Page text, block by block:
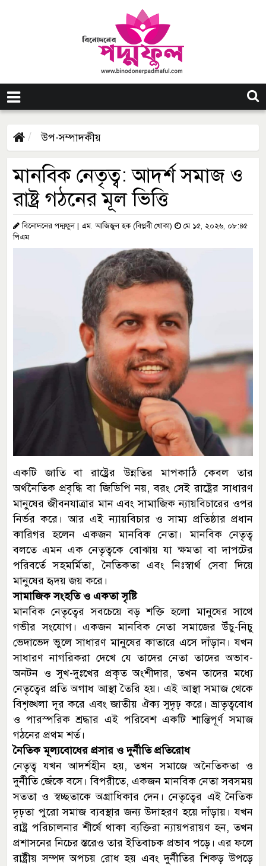
উপ-সম্পাদকীয়
মানবিক নেতৃত্ব: আদর্শ সমাজ ও
রাষ্ট্র গঠনের মূল ভিত্তি
বিনোদনের পদ্মফুল | এম. আজিজুল হক (বিপ্লবী খোকা)
মে ১৫, ২০২৬, ০৮:৪৫
পিএম
একটি জাতি বা রাষ্ট্রের উন্নতির মাপকাঠি কেবল তার
অর্থনৈতিক প্রবৃদ্ধি বা জিডিপি নয়, বরং সেই রাষ্ট্রের সাধারণ
মানুষের জীবনযাত্রার মান এবং সামাজিক ন্যায়বিচারের ওপর
নির্ভর করে। আর এই ন্যায়বিচার ও সাম্য প্রতিষ্ঠার প্রধান
কারিগর হলেন একজন মানবিক নেতা। মানবিক নেতৃত্ব
বলতে এমন এক নেতৃত্বকে বোঝায় যা ক্ষমতা বা দাপটের
পরিবর্তে সহমর্মিতা, নৈতিকতা এবং নিঃস্বার্থ সেবা দিয়ে
মানুষের হৃদয় জয় করে।
সামাজিক সংহতি ও একতা সৃষ্টি
মানবিক নেতৃত্বের সবচেয়ে বড় শক্তি হলো মানুষের সাথে
গভীর সংযোগ। একজন মানবিক নেতা সমাজের উঁচু-নিচু
ভেদাভেদ ভুলে সাধারণ মানুষের কাতারে এসে দাঁড়ান। যখন
সাধারণ নাগরিকরা দেখে যে তাদের নেতা তাদের অভাব-
অনটন ও সুখ-দুঃখের প্রকৃত অংশীদার, তখন তাদের মধ্যে
নেতৃত্বের প্রতি অগাধ আস্থা তৈরি হয়। এই আস্থা সমাজ থেকে
বিশৃঙ্খলা দূর করে এবং জাতীয় ঐক্য সুদৃঢ় করে। ভ্রাতৃত্ববোধ
ও পারস্পরিক শ্রদ্ধার এই পরিবেশ একটি শান্তিপূর্ণ সমাজ
গঠনের প্রথম শর্ত।
নৈতিক মূল্যবোধের প্রসার ও দুর্নীতি প্রতিরোধ
নেতৃত্ব যখন আদর্শহীন হয়, তখন সমাজে অনৈতিকতা ও
দুর্নীতি জেঁকে বসে। বিপরীতে, একজন মানবিক নেতা সবসময়
সততা ও স্বচ্ছতাকে অগ্রাধিকার দেন। নেতৃত্বের এই নৈতিক
দৃঢ়তা পুরো সমাজ ব্যবস্থার জন্য উদাহরণ হয়ে দাঁড়ায়। যখন
রাষ্ট্র পরিচালনার শীর্ষে থাকা ব্যক্তিরা ন্যায়পরায়ণ হন, তখন
প্রশাসনের নিচের স্তরেও তার ইতিবাচক প্রভাব পড়ে। এর ফলে
রাষ্ট্রীয় সম্পদ অপচয় রোধ হয় এবং দুর্নীতির শিকড় উপড়ে